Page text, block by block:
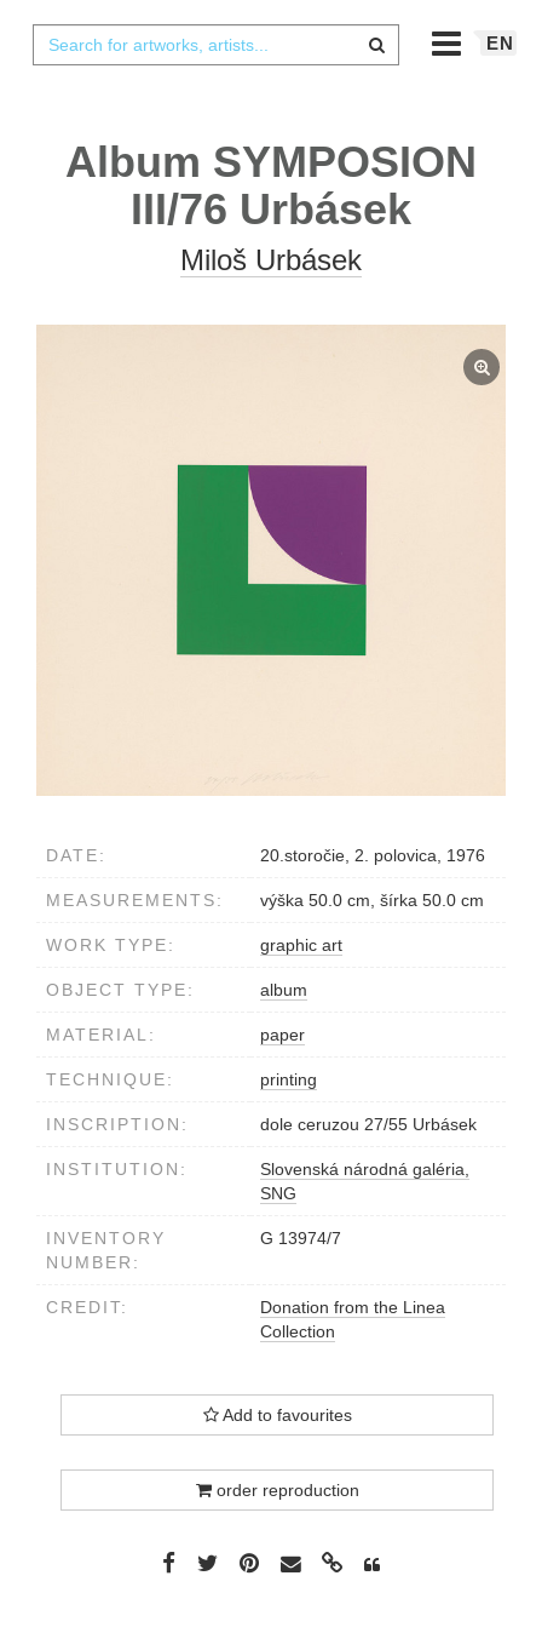
EN
Album SYMPOSION
III/76 Urbásek
Miloš Urbásek
DATE: 20.storočie, 2. polovica, 1976
MEASUREMENTS: výška 50.0 cm, šírka 50.0 cm
WORK TYPE: graphic art
OBJECT TYPE: album
MATERIAL: paper
TECHNIQUE: printing
INSCRIPTION: dole ceruzou 27/55 Urbásek
INSTITUTION:
Slovenská národná galéria,
SNG
INVENTORY
NUMBER:
G 13974/7
CREDIT:
Donation from the Linea
Collection
Add to favourites
order reproduction